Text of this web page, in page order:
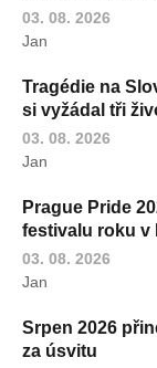
03. 08. 2026
Jan
Tragédie na
si vyžádal tři
03. 08. 2026
Jan
Prague Pride
festivalu roku v
03. 08. 2026
Jan
Srpen 2026
za úsvitu